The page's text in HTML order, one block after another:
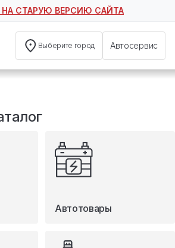
НА СТАРУЮ ВЕРСИЮ САЙТА
Выберите город Автосервис
жидкости
Автотовары